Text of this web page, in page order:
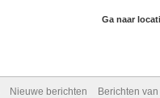
Ga naar
Nieuwe berichten Berichten